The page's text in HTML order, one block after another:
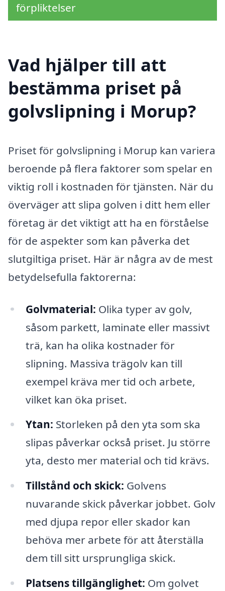
förpliktelser
Vad hjälper till att
bestämma priset på
golvslipning i Morup?
Priset för golvslipning i Morup kan variera
beroende på flera faktorer som spelar en
viktig roll i kostnaden för tjänsten. När du
överväger att slipa golven i ditt hem eller
företag är det viktigt att ha en förståelse
för de aspekter som kan påverka det
slutgiltiga priset. Här är några av de mest
betydelsefulla faktorerna:
Golvmaterial: Olika typer av golv,
såsom parkett, laminate eller massivt
trä, kan ha olika kostnader för
slipning. Massiva trägolv kan till
exempel kräva mer tid och arbete,
vilket kan öka priset.
Ytan: Storleken på den yta som ska
slipas påverkar också priset. Ju större
yta, desto mer material och tid krävs.
Tillstånd och skick: Golvens
nuvarande skick påverkar jobbet. Golv
med djupa repor eller skador kan
behöva mer arbete för att återställa
dem till sitt ursprungliga skick.
Platsens tillgänglighet: Om golvet